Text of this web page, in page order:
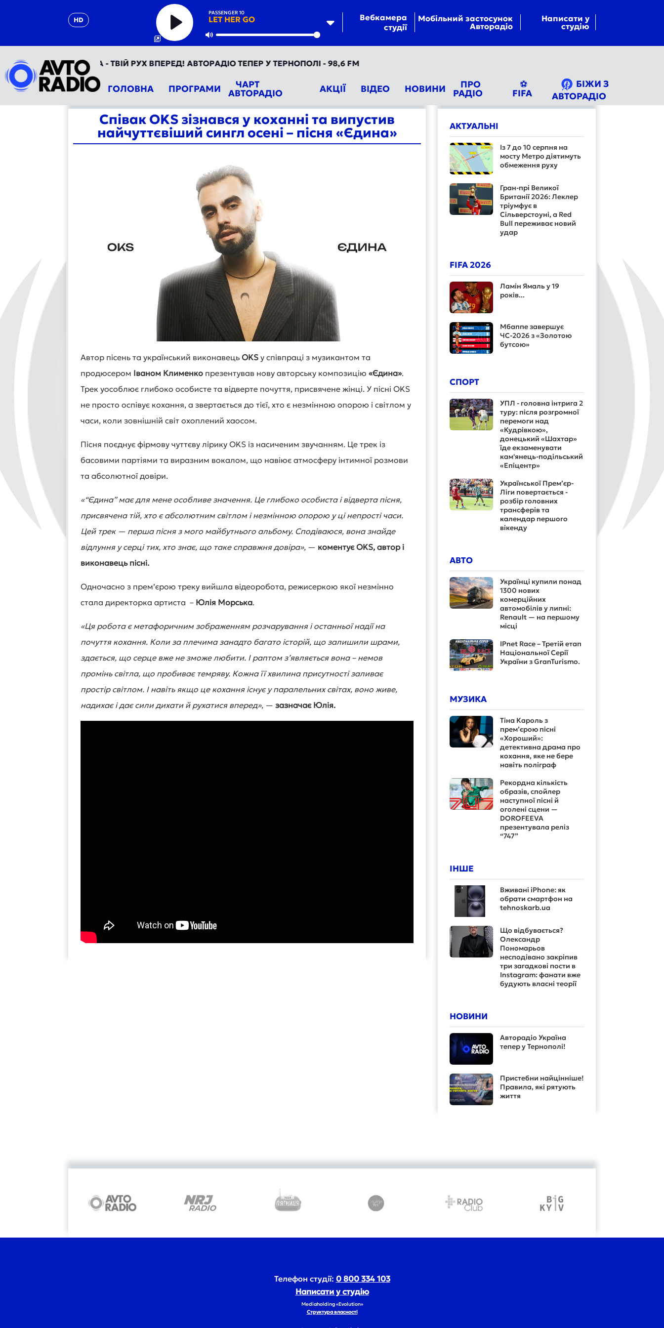
HD
PASSENGER 10
LET HER GO
Play
Mute
Вебкамера
студії
Мобільний застосунок
Авторадіо
Написати у
студію
АВТОРАДІО УКРАЇНА - ТВІЙ РУХ ВПЕРЕД! АВТОРАДІО ТЕПЕР У ТЕРНОПОЛІ - 98,6 FM
ГОЛОВНА ПРОГРАМИ ЧАРТ
АВТОРАДІО АКЦІЇ ВІДЕО НОВИНИ ПРО
РАДІО
⚽
FIFA
БІЖИ З
АВТОРАДІО
Співак OKS зізнався у коханні та випустив
найчуттєвіший сингл осені – пісня «Єдина»
Автор пісень та український виконавець OKS у співпраці з музикантом та
продюсером Іваном Клименко презентував нову авторську композицію «Єдина».
Трек уособлює глибоко особисте та відверте почуття, присвячене жінці. У пісні OKS
не просто оспівує кохання, а звертається до тієї, хто є незмінною опорою і світлом у
часи, коли зовнішній світ охоплений хаосом.
Пісня поєднує фірмову чуттєву лірику OKS із насиченим звучанням. Це трек із
басовими партіями та виразним вокалом, що навіює атмосферу інтимної розмови
та абсолютної довіри.
«“Єдина” має для мене особливе значення. Це глибоко особиста і відверта пісня,
присвячена тій, хто є абсолютним світлом і незмінною опорою у ці непрості часи.
Цей трек — перша пісня з мого майбутнього альбому. Сподіваюся, вона знайде
відлуння у серці тих, хто знає, що таке справжня довіра», — коментує OKS, автор і
виконавець пісні.
Одночасно з прем’єрою треку вийшла відеоробота, режисеркою якої незмінно
стала директорка артиста – Юлія Морська.
«Ця робота є метафоричним зображенням розчарування і останньої надії на
почуття кохання. Коли за плечима занадто багато історій, що залишили шрами,
здається, що серце вже не зможе любити. І раптом з’являється вона – немов
промінь світла, що пробиває темряву. Кожна її хвилина присутності заливає
простір світлом. І навіть якщо це кохання існує у паралельних світах, воно живе,
надихає і дає сили дихати й рухатися вперед», — зазначає Юлія.
АКТУАЛЬНІ
Із 7 до 10 серпня на
мосту Метро діятимуть
обмеження руху
Гран-прі Великої
Британії 2026: Леклер
тріумфує в
Сільверстоуні, а Red
Bull переживає новий
удар
FIFA 2026
Ламін Ямаль у 19
років...
Мбаппе завершує
ЧС-2026 з «Золотою
бутсою»
СПОРТ
УПЛ - головна інтрига 2
туру: після розгромної
перемоги над
«Кудрівкою»,
донецький «Шахтар»
їде екзаменувати
кам'янець-подільський
«Епіцентр»
Української Прем’єр-
Ліги повертається -
розбір головних
трансферів та
календар першого
вікенду
АВТО
Українці купили понад
1300 нових
комерційних
автомобілів у липні:
Renault — на першому
місці
IPnet Race – Третій етап
Національної Серії
України з GranTurismo.
МУЗИКА
Тіна Кароль з
прем’єрою пісні
«Хороший»:
детективна драма про
кохання, яке не бере
навіть поліграф
Рекордна кількість
образів, спойлер
наступної пісні й
оголені сцени —
DOROFEEVA
презентувала реліз
“747”
ІНШЕ
Вживані iPhone: як
обрати смартфон на
tehnoskarb.ua
Що відбувається?
Олександр
Пономарьов
несподівано закріпив
три загадкові пости в
Instagram: фанати вже
будують власні теорії
НОВИНИ
Авторадіо Україна
тепер у Тернополі!
Пристебни найцінніше!
Правила, які рятують
життя
Телефон студії: 0 800 334 103
Написати у студію
Mediaholding «Evolution»
Структура власності